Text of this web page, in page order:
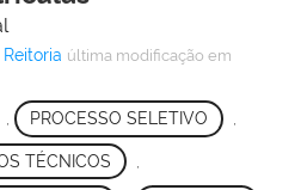
última modificação em
, PROCESSO SELETIVO ,
TÉCNICOS